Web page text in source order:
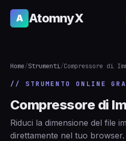
A AtomnyX
🇯🇵 日本語
Home/Strumenti/Compressore di
// STRUMENTO ONLINE
Compressore di
Riduci la dimensione del file
direttamente nel tuo